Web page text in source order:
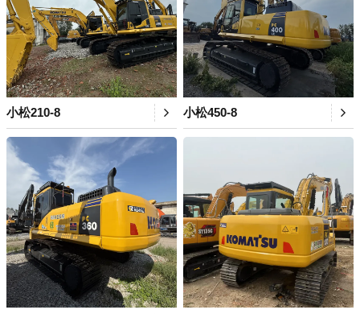
小松210-8 小松450-8